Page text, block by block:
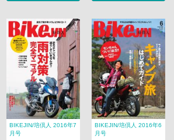
BIKEJIN/培倶人 2016年7
月号
BIKEJIN/培倶人 2016年6
月号